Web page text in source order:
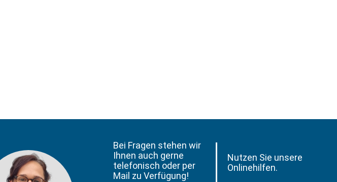
Bei Fragen stehen wir
Ihnen auch gerne
telefonisch oder per
Mail zu Verfügung!
Nutzen Sie unsere
Onlinehilfen.